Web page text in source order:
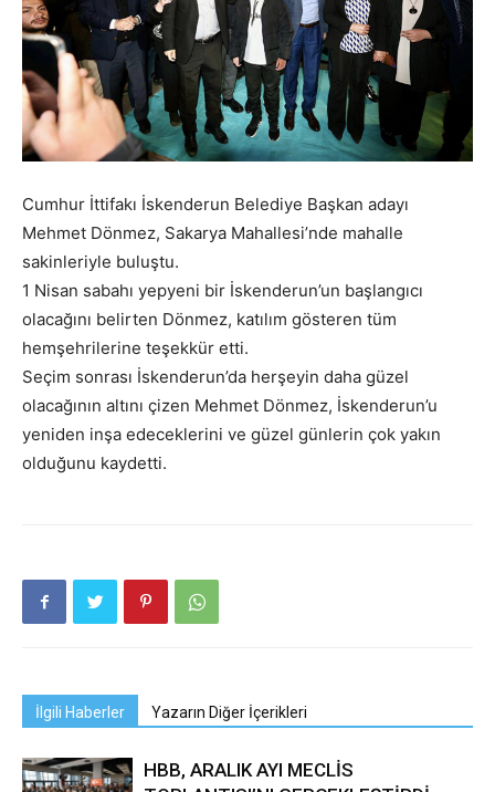
Cumhur İttifakı İskenderun Belediye Başkan adayı
Mehmet Dönmez, Sakarya Mahallesi’nde mahalle
sakinleriyle buluştu.
1 Nisan sabahı yepyeni bir İskenderun’un başlangıcı
olacağını belirten Dönmez, katılım gösteren tüm
hemşehrilerine teşekkür etti.
Seçim sonrası İskenderun’da herşeyin daha güzel
olacağının altını çizen Mehmet Dönmez, İskenderun’u
yeniden inşa edeceklerini ve güzel günlerin çok yakın
olduğunu kaydetti.
İlgili Haberler Yazarın Diğer İçerikleri
HBB, ARALIK AYI MECLİS